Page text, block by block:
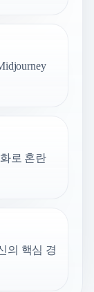
로 혼란
의 핵심 경